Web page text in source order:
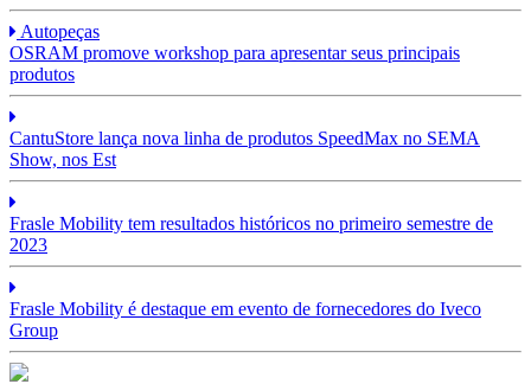
Autopeças
OSRAM promove workshop para apresentar seus principais
produtos
CantuStore lança nova linha de produtos SpeedMax no SEMA
Show, nos Est
Frasle Mobility tem resultados históricos no primeiro semestre de
2023
Frasle Mobility é destaque em evento de fornecedores do Iveco
Group